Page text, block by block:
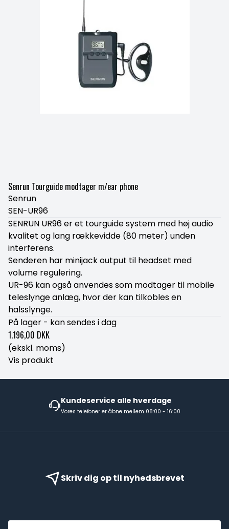
Senrun Tourguide modtager m/ear phone
Senrun
SEN-UR96
SENRUN UR96 er et tourguide system med høj audio
kvalitet og lang rækkevidde (80 meter) unden
interferens.
Senderen har minijack output til headset med
volume regulering.
UR-96 kan også anvendes som modtager til mobile
teleslynge anlæg, hvor der kan tilkobles en
halsslynge.
På lager - kan sendes i dag
1.196,00 DKK
(ekskl. moms)
Vis produkt
Kundeservice alle hverdage
Vores telefoner er åbne mellem 08:00 - 16:00
Skriv dig op til nyhedsbrevet